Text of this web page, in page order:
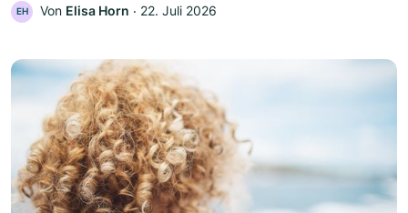
EH Von Elisa Horn ‧ 22. Juli 2026